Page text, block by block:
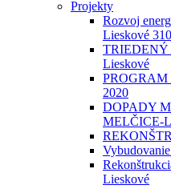
Projekty
Rozvoj
Lieskové
TRIEDENÝ
Lieskové
2020
DOPADY
MELČICE-
Lieskové